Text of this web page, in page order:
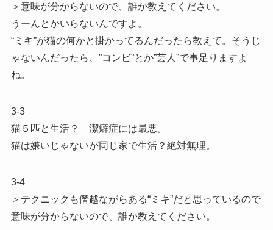
＞意味が分からないので、誰か教えてください。
うーんとかいらないんですよ。
“ミキ”が猫の何かと掛かってるんだったら教えて。そうじ
ゃないんだったら、”コンビ”とか”芸人”で事足りますよ
ね。
3-3
猫５匹と生活？ 潔癖症には最悪。
猫は嫌いじゃないが同じ家で生活？絶対無理。
3-4
＞テクニックも僭越ながらある“ミキ”だと思っているので
意味が分からないので、誰か教えてください。